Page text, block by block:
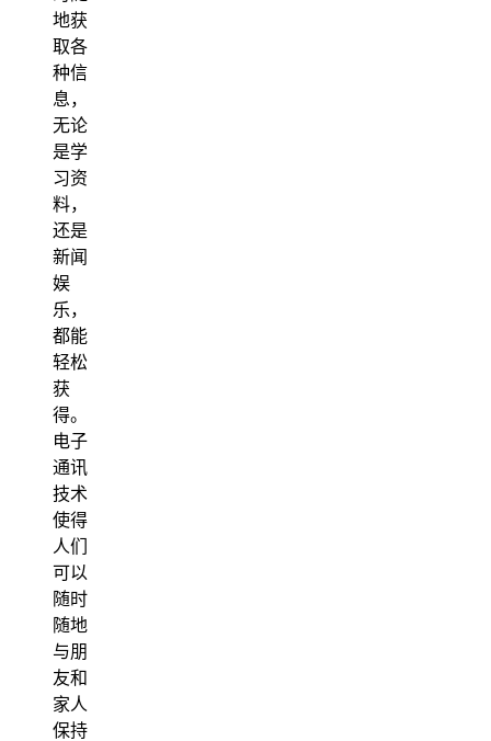
地获
取各
种信
息，
无论
是学
习资
料，
还是
新闻
娱
乐，
都能
轻松
获
得。
电子
通讯
技术
使得
人们
可以
随时
随地
与朋
友和
家人
保持